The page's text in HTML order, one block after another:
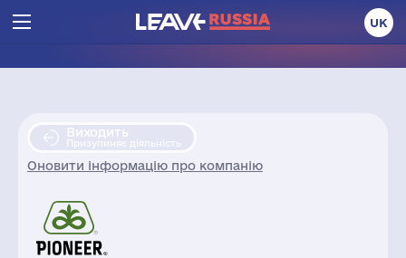
UK
Виходить
Призупиняє діяльність
Оновити інформацію про компанію